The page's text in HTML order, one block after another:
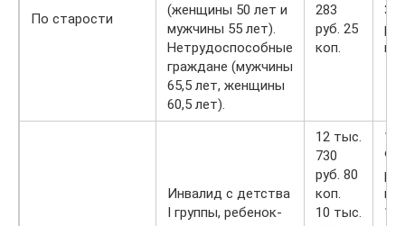
По старости
(женщины 50 лет и
мужчины 55 лет).
Нетрудоспособные
граждане (мужчины
65,5 лет, женщины
60,5 лет).
283
руб. 25
коп.
353
Инвалид с детства
I группы, ребенок-
12 тыс.
730
руб. 80
коп.
10 тыс.
12
931
10